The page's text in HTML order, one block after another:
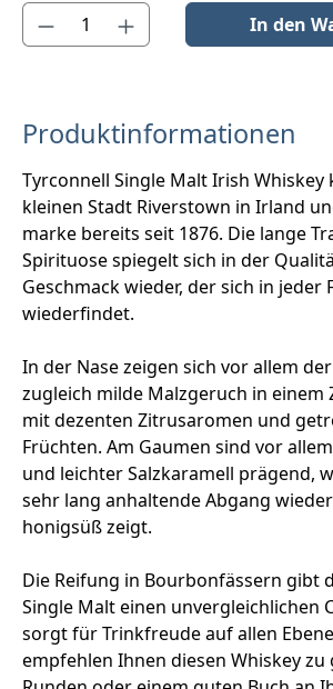
Produkt Anzahl: Gib den gewünschten
In den
Produktinformationen
Tyrconnell Single Malt Irish
kleinen Stadt Riverstown in Irland
marke bereits seit 1876. Die lange
Spirituose spiegelt sich in der
Geschmack wieder, der sich in jeder
wiederfindet.
In der Nase zeigen sich vor allem
zugleich milde Malzgeruch in einem
mit dezenten Zitrusaromen und
Früchten. Am Gaumen sind vor
und leichter Salzkaramell prägend,
sehr lang anhaltende Abgang
honigsüß zeigt.
Die Reifung in Bourbonfässern gibt
Single Malt einen unvergleichlichen
sorgt für Trinkfreude auf allen
empfehlen Ihnen diesen Whiskey zu